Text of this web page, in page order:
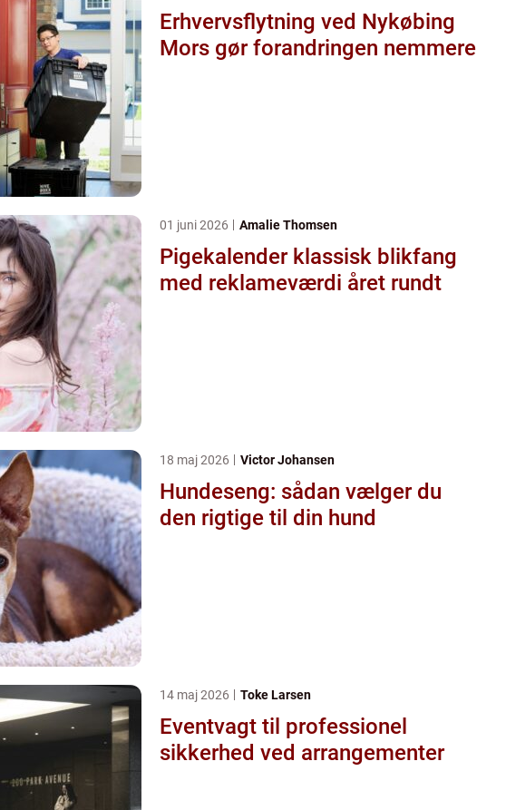
Erhvervsflytning ved Nykøbing
Mors gør forandringen nemmere
01 juni 2026 Amalie Thomsen
Pigekalender klassisk blikfang
med reklameværdi året rundt
18 maj 2026 Victor Johansen
Hundeseng: sådan vælger du
den rigtige til din hund
14 maj 2026 Toke Larsen
Eventvagt til professionel
sikkerhed ved arrangementer